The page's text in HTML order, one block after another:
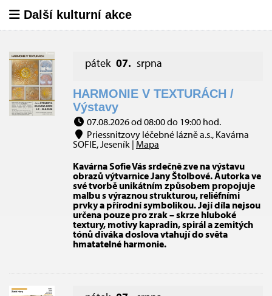
Další kulturní akce
pátek 07. srpna
HARMONIE V TEXTURÁCH /
Výstavy
07.08.2026 od 08:00 do 19:00 hod.
Priessnitzovy léčebné lázně a.s., Kavárna
SOFIE, Jeseník | Mapa
Kavárna Sofie Vás srdečně zve na výstavu
obrazů výtvarnice Jany Štolbové. Autorka ve
své tvorbě unikátním způsobem propojuje
malbu s výraznou strukturou, reliéfními
prvky a přírodní symbolikou. Její díla nejsou
určena pouze pro zrak – skrze hluboké
textury, motivy kapradin, spirál a zemitých
tónů diváka doslova vtahují do světa
hmatatelné harmonie.